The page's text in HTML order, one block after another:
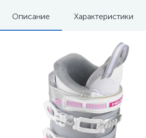
Описание Характеристики